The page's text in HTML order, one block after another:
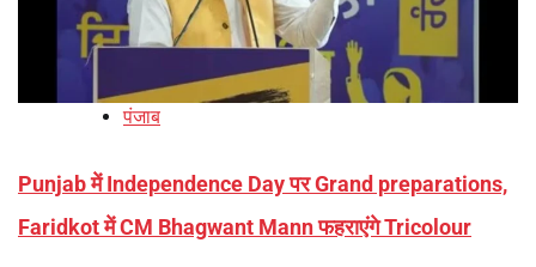
पंजाब
Punjab में Independence Day पर Grand preparations,
Faridkot में CM Bhagwant Mann फहराएंगे Tricolour